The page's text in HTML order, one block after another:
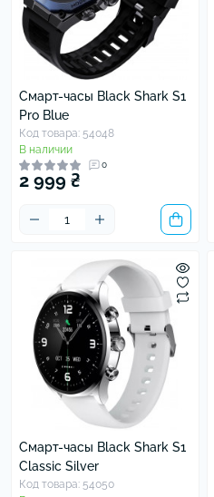
Смарт-часы Black Shark S1
Pro Blue
Код товара: 54048
В наличии
0
2 999 ₴
Смарт-часы Black Shark S1
Classic Silver
Код товара: 54050